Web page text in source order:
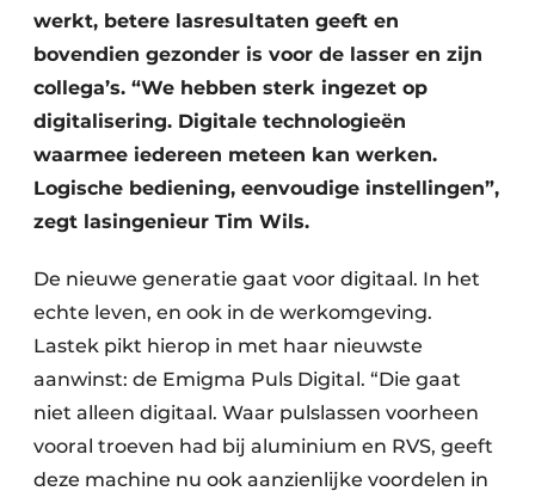
werkt, betere lasresultaten geeft en
bovendien gezonder is voor de lasser en zijn
collega’s. “We hebben sterk ingezet op
digitalisering. Digitale technologieën
waarmee iedereen meteen kan werken.
Logische bediening, eenvoudige instellingen”,
zegt lasingenieur Tim Wils.
De nieuwe generatie gaat voor digitaal. In het
echte leven, en ook in de werkomgeving.
Lastek pikt hierop in met haar nieuwste
aanwinst: de Emigma Puls Digital. “Die gaat
niet alleen digitaal. Waar pulslassen voorheen
vooral troeven had bij aluminium en RVS, geeft
deze machine nu ook aanzienlijke voordelen in